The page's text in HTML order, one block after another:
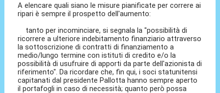
A elencare quali siano le misure pianificate per correre ai
ripari è sempre il prospetto dell'aumento:
tanto per incominciare, si segnala la "possibilità di
ricorrere a ulteriore indebitamento finanziario attraverso
la sottoscrizione di contratti di finanziamento a
medio/lungo termine con istituti di credito e/o la
possibilità di usufruire di apporti da parte dell'azionista di
riferimento". Da ricordare che, fin qui, i soci statunitensi
capitanati dal presidente Pallotta hanno sempre aperto
il portafogli in caso di necessità; quanto però possa